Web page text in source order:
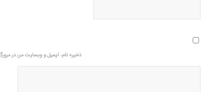
ذخیره نام، ایمیل و وبسایت من در